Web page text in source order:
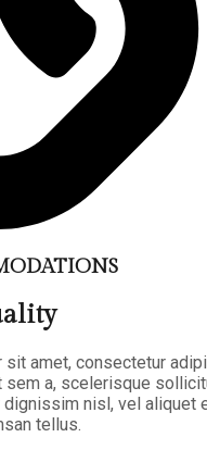
sit amet, consectetur
a, scelerisque
nisl, vel aliquet
tellus.